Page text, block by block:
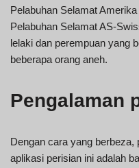
Pelabuhan Selamat
Pelabuhan Selamat AS-
lelaki dan perempuan yang
beberapa orang aneh.
Pengalaman
Dengan cara yang berbeza,
aplikasi perisian ini adalah